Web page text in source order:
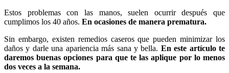
Estos problemas con las manos, suelen ocurrir después que
cumplimos los 40 años. En ocasiones de manera prematura.
Sin embargo, existen remedios caseros que pueden minimizar los
daños y darle una apariencia más sana y bella. En este artículo te
daremos buenas opciones para que te las aplique por lo menos
dos veces a la semana.